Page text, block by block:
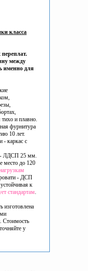
класса
между
именно для
и плавно.
фурнитура
10 лет.
- каркас с
- ЛДСП 25 мм.
место до 120
- ДСП
к
стандартам.
изготовлена
Стоимость
у